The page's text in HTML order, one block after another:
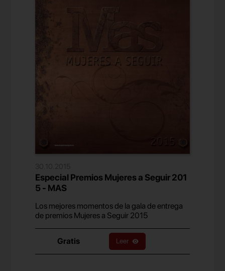
30.10.2015
Especial Premios Mujeres a Seguir 201
5 - MAS
Los mejores momentos de la gala de entrega
de premios Mujeres a Seguir 2015
Gratis Leer